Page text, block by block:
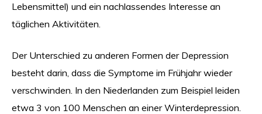
Lebensmittel) und ein nachlassendes Interesse an
täglichen Aktivitäten.
Der Unterschied zu anderen Formen der Depression
besteht darin, dass die Symptome im Frühjahr wieder
verschwinden. In den Niederlanden zum Beispiel leiden
etwa 3 von 100 Menschen an einer Winterdepression.